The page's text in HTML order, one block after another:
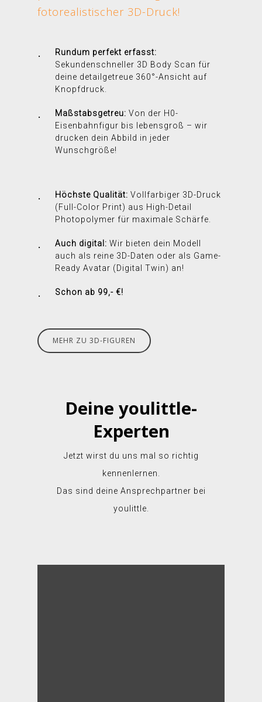
fotorealistischer 3D-Druck!
Rundum perfekt erfasst:
Sekundenschneller 3D Body Scan für
deine detailgetreue 360°-Ansicht auf
Knopfdruck.
Maßstabsgetreu: Von der H0-
Eisenbahnfigur bis lebensgroß – wir
drucken dein Abbild in jeder
Wunschgröße!
Höchste Qualität: Vollfarbiger 3D-Druck
(Full-Color Print) aus High-Detail
Photopolymer für maximale Schärfe.
Auch digital: Wir bieten dein Modell
auch als reine 3D-Daten oder als Game-
Ready Avatar (Digital Twin) an!
Schon ab 99,- €!
MEHR ZU 3D-FIGUREN
Deine youlittle-
Experten
Jetzt wirst du uns mal so richtig
kennenlernen.
Das sind deine Ansprechpartner bei
youlittle.